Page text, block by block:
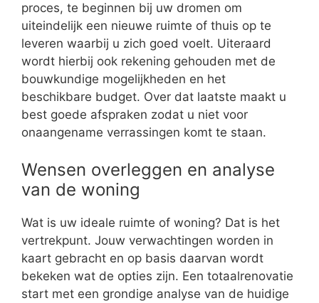
proces, te beginnen bij uw dromen om
uiteindelijk een nieuwe ruimte of thuis op te
leveren waarbij u zich goed voelt. Uiteraard
wordt hierbij ook rekening gehouden met de
bouwkundige mogelijkheden en het
beschikbare budget. Over dat laatste maakt u
best goede afspraken zodat u niet voor
onaangename verrassingen komt te staan.
Wensen overleggen en analyse
van de woning
Wat is uw ideale ruimte of woning? Dat is het
vertrekpunt. Jouw verwachtingen worden in
kaart gebracht en op basis daarvan wordt
bekeken wat de opties zijn. Een totaalrenovatie
start met een grondige analyse van de huidige